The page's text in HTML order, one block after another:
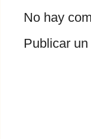
No hay
Publicar